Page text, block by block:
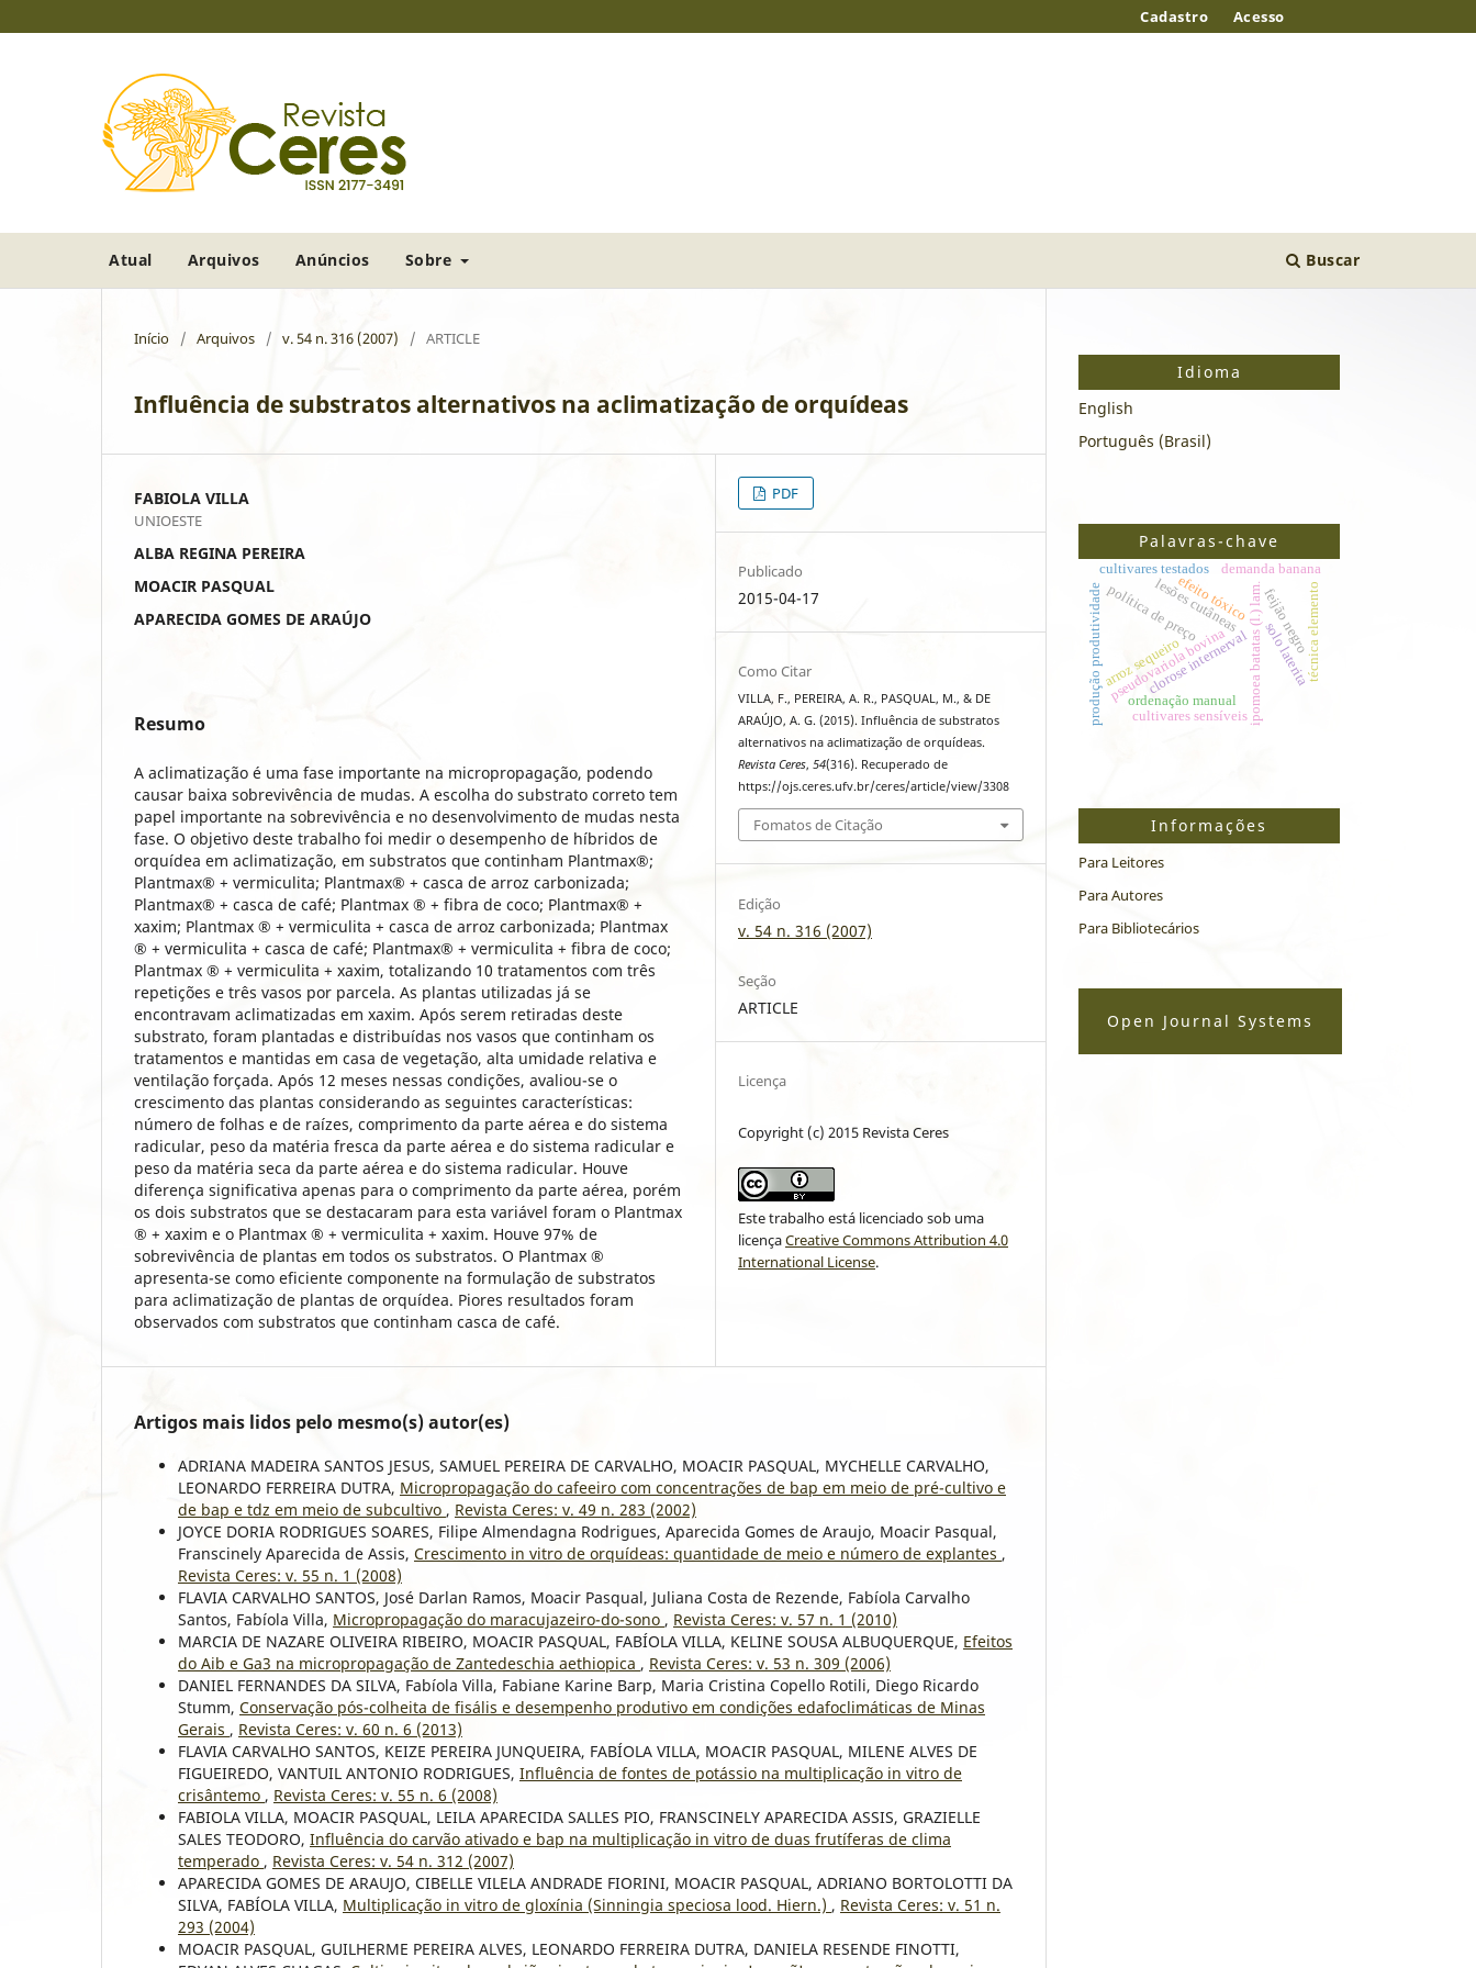
Atual Arquivos Anúncios Sobre Buscar
Cadastro Acesso
Início / Arquivos / v. 54 n. 316 (2007) / ARTICLE
Influência de substratos alternativos na aclimatização de orquídeas
FABIOLA VILLA
UNIOESTE
ALBA REGINA PEREIRA
MOACIR PASQUAL
APARECIDA GOMES DE ARAÚJO
Resumo
A aclimatização é uma fase importante na micropropagação, podendo
causar baixa sobrevivência de mudas. A escolha do substrato correto tem
papel importante na sobrevivência e no desenvolvimento de mudas nesta
fase. O objetivo deste trabalho foi medir o desempenho de híbridos de
orquídea em aclimatização, em substratos que continham Plantmax®;
Plantmax® + vermiculita; Plantmax® + casca de arroz carbonizada;
Plantmax® + casca de café; Plantmax ® + fibra de coco; Plantmax® +
xaxim; Plantmax ® + vermiculita + casca de arroz carbonizada; Plantmax
® + vermiculita + casca de café; Plantmax® + vermiculita + fibra de coco;
Plantmax ® + vermiculita + xaxim, totalizando 10 tratamentos com três
repetições e três vasos por parcela. As plantas utilizadas já se
encontravam aclimatizadas em xaxim. Após serem retiradas deste
substrato, foram plantadas e distribuídas nos vasos que continham os
tratamentos e mantidas em casa de vegetação, alta umidade relativa e
ventilação forçada. Após 12 meses nessas condições, avaliou-se o
crescimento das plantas considerando as seguintes características:
número de folhas e de raízes, comprimento da parte aérea e do sistema
radicular, peso da matéria fresca da parte aérea e do sistema radicular e
peso da matéria seca da parte aérea e do sistema radicular. Houve
diferença significativa apenas para o comprimento da parte aérea, porém
os dois substratos que se destacaram para esta variável foram o Plantmax
® + xaxim e o Plantmax ® + vermiculita + xaxim. Houve 97% de
sobrevivência de plantas em todos os substratos. O Plantmax ®
apresenta-se como eficiente componente na formulação de substratos
para aclimatização de plantas de orquídea. Piores resultados foram
observados com substratos que continham casca de café.
PDF
Publicado
2015-04-17
Como Citar
VILLA, F., PEREIRA, A. R., PASQUAL, M., & DE
ARAÚJO, A. G. (2015). Influência de substratos
alternativos na aclimatização de orquídeas.
Revista Ceres,54(316). Recuperado de
https://ojs.ceres.ufv.br/ceres/article/view/3308
Fomatos de Citação
Edição
v. 54 n. 316 (2007)
Seção
ARTICLE
Licença
Copyright (c) 2015 Revista Ceres
Este trabalho está licenciado sob uma
licençaCreative Commons Attribution 4.0
International License.
Artigos mais lidos pelo mesmo(s) autor(es)
ADRIANA MADEIRA SANTOS JESUS, SAMUEL PEREIRA DE CARVALHO, MOACIR PASQUAL, MYCHELLE CARVALHO,
LEONARDO FERREIRA DUTRA, Micropropagação do cafeeiro com concentrações de bap em meio de pré-cultivo e
de bap e tdz em meio de subcultivo , Revista Ceres: v. 49 n. 283 (2002)
JOYCE DORIA RODRIGUES SOARES, Filipe Almendagna Rodrigues, Aparecida Gomes de Araujo, Moacir Pasqual,
Franscinely Aparecida de Assis, Crescimento in vitro de orquídeas: quantidade de meio e número de explantes ,
Revista Ceres: v. 55 n. 1 (2008)
FLAVIA CARVALHO SANTOS, José Darlan Ramos, Moacir Pasqual, Juliana Costa de Rezende, Fabíola Carvalho
Santos, Fabíola Villa, Micropropagação do maracujazeiro-do-sono , Revista Ceres: v. 57 n. 1 (2010)
MARCIA DE NAZARE OLIVEIRA RIBEIRO, MOACIR PASQUAL, FABÍOLA VILLA, KELINE SOUSA ALBUQUERQUE, Efeitos
do Aib e Ga3 na micropropagação de Zantedeschia aethiopica , Revista Ceres: v. 53 n. 309 (2006)
DANIEL FERNANDES DA SILVA, Fabíola Villa, Fabiane Karine Barp, Maria Cristina Copello Rotili, Diego Ricardo
Stumm, Conservação pós-colheita de fisális e desempenho produtivo em condições edafoclimáticas de Minas
Gerais , Revista Ceres: v. 60 n. 6 (2013)
FLAVIA CARVALHO SANTOS, KEIZE PEREIRA JUNQUEIRA, FABÍOLA VILLA, MOACIR PASQUAL, MILENE ALVES DE
FIGUEIREDO, VANTUIL ANTONIO RODRIGUES, Influência de fontes de potássio na multiplicação in vitro de
crisântemo , Revista Ceres: v. 55 n. 6 (2008)
FABIOLA VILLA, MOACIR PASQUAL, LEILA APARECIDA SALLES PIO, FRANSCINELY APARECIDA ASSIS, GRAZIELLE
SALES TEODORO, Influência do carvão ativado e bap na multiplicação in vitro de duas frutíferas de clima
temperado , Revista Ceres: v. 54 n. 312 (2007)
APARECIDA GOMES DE ARAUJO, CIBELLE VILELA ANDRADE FIORINI, MOACIR PASQUAL, ADRIANO BORTOLOTTI DA
SILVA, FABÍOLA VILLA, Multiplicação in vitro de gloxínia (Sinningia speciosa lood. Hiern.) , Revista Ceres: v. 51 n.
293 (2004)
MOACIR PASQUAL, GUILHERME PEREIRA ALVES, LEONARDO FERREIRA DUTRA, DANIELA RESENDE FINOTTI,
Idioma
English
Português (Brasil)
Palavras-chave
ipomoea batatas (l.) lam.
clorose internerval
ordenação manual
lesões cutâneas
pseudovariola bovina
produção produtividade cultivares sensíveis
demanda banana
solo laterita
arroz sequeiro técnica elemento
cultivares testados
feijão negro
efeito tóxico
política de preço
Informações
Para Leitores
Para Autores
Para Bibliotecários
Open Journal Systems